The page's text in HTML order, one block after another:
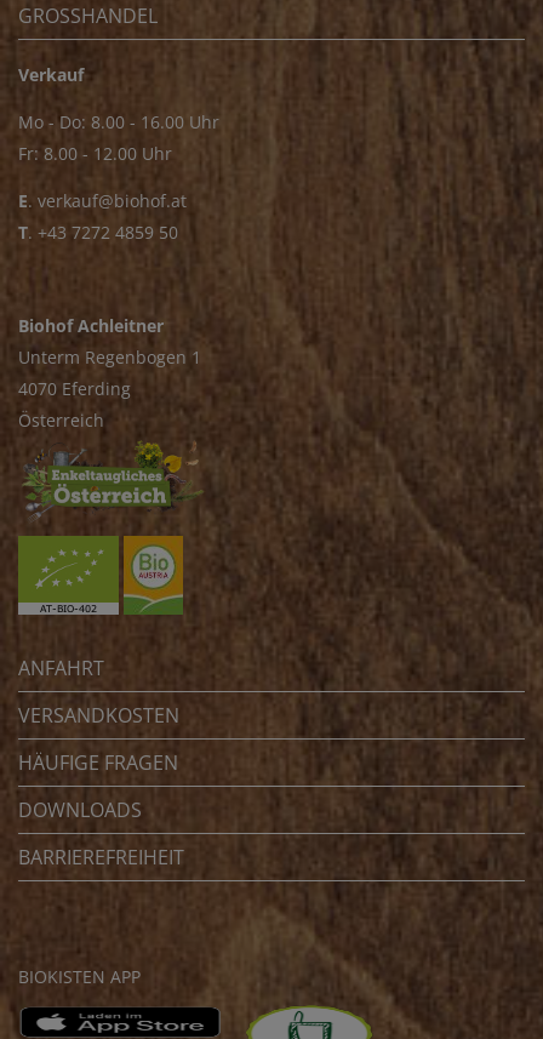
GROSSHANDEL
Verkauf
Mo - Do: 8.00 - 16.00 Uhr
Fr: 8.00 - 12.00 Uhr
E. verkauf@biohof.at
T. +43 7272 4859 50
Biohof Achleitner
Unterm Regenbogen 1
4070 Eferding
Österreich
ANFAHRT
VERSANDKOSTEN
HÄUFIGE FRAGEN
DOWNLOADS
BARRIEREFREIHEIT
BIOKISTEN APP